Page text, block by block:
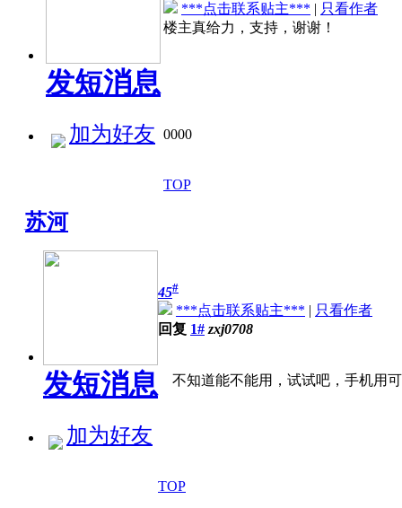
发短消息
加为好友
***点击联系贴主*** | 只看作者
楼主真给力，支持，谢谢！
0000
TOP
苏河
发短消息
加为好友
45#
***点击联系贴主*** | 只看作者
回复 1# zxj0708
不知道能不能用，试试吧，手机用
TOP